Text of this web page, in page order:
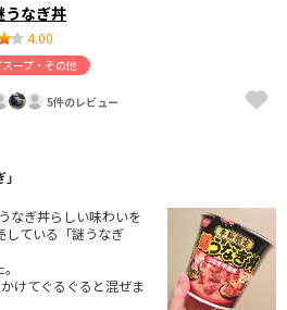
うなぎ丼
4.00
ープ・その他
5件のレビュー
なぎ丼らしい味わいを
している「謎うなぎ
けてぐるぐると混ぜま